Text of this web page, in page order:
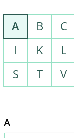
A B C
I
K L
S
T V
A